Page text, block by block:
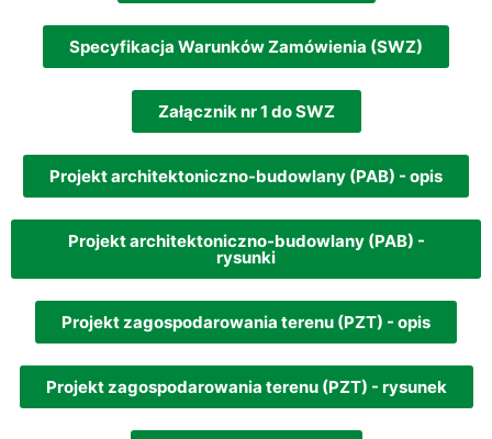
Specyfikacja Warunków Zamówienia (SWZ)
Załącznik nr 1 do SWZ
Projekt architektoniczno-budowlany (PAB) - opis
Projekt architektoniczno-budowlany (PAB) -
rysunki
Projekt zagospodarowania terenu (PZT) - opis
Projekt zagospodarowania terenu (PZT) - rysunek